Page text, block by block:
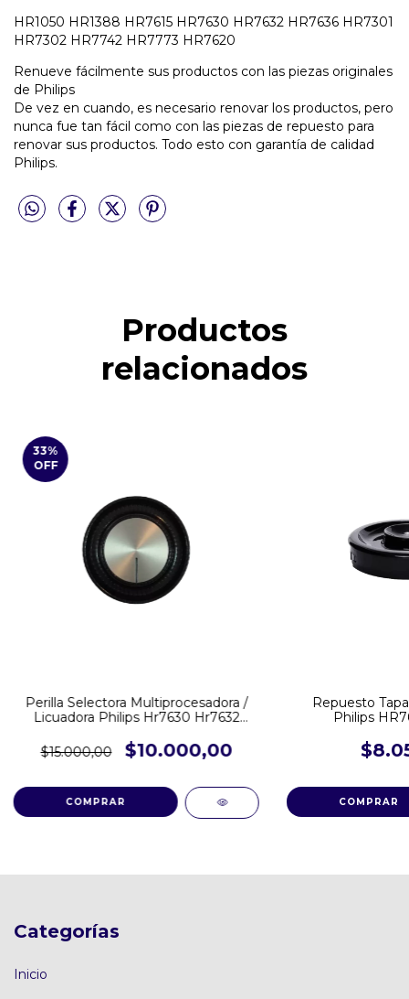
HR1050 HR1388 HR7615 HR7630 HR7632 HR7636 HR7301
HR7302 HR7742 HR7773 HR7620
Renueve fácilmente sus productos con las piezas originales
de Philips
De vez en cuando, es necesario renovar los productos, pero
nunca fue tan fácil como con las piezas de repuesto para
renovar sus productos. Todo esto con garantía de calidad
Philips.
Productos
relacionados
33%
OFF
Perilla Selectora Multiprocesadora /
Licuadora Philips Hr7630 Hr7632
$15.000,00
$10.000,00
Repuesto
Philips
Categorías
Inicio